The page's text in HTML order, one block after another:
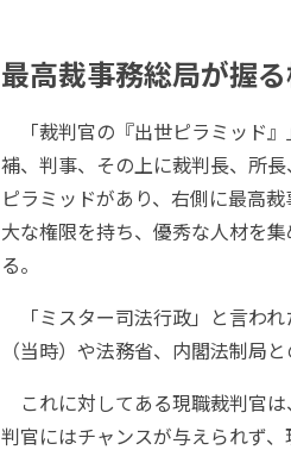
最高裁事務総局が握
「裁判官の『出世ピラミッド
補、判事、その上に裁判長、所
ピラミッドがあり、右側に最高
大な権限を持ち、優秀な人材を
る。
「ミスター司法行政」と言わ
（当時）や法務省、内閣法制局
これに対してある現職裁判官
判官にはチャンスが与えられず